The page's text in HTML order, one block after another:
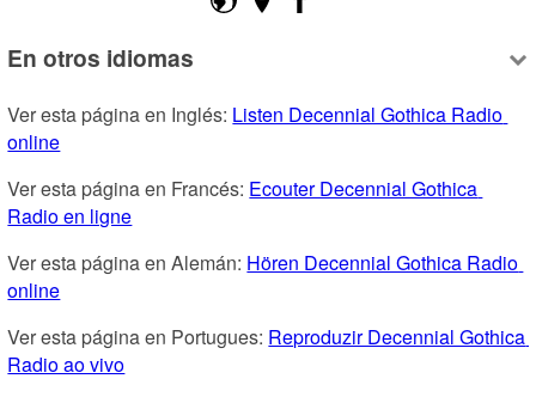
En otros idiomas
Ver esta página en Inglés: Listen Decennial Gothica Radio
online
Ver esta página en Francés: Ecouter Decennial Gothica
Radio en ligne
Ver esta página en Alemán: Hören Decennial Gothica Radio
online
Ver esta página en Portugues: Reproduzir Decennial Gothica
Radio ao vivo